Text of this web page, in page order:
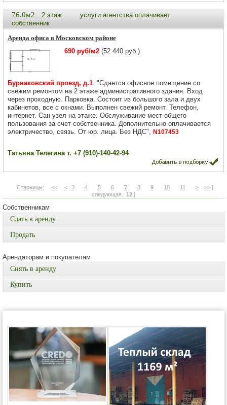
76.0м2 2 этаж
услуги агентства оплачивает
собственник
Аренда офиса в Московском районе
690 руб/м2 (52 440 руб.)
Бурнаковский проезд, д.1. "Сдается офисное помещение со
свежим ремонтом на 2 этаже административного здания. Вход
через проходную. Парковка. Состоит из большого зала и двух
кабинетов, все с окнами. Выполнен свежий ремонт. Телефон,
интернет. Сан узел на этаже. Обслуживание мест общего
пользования за счет собственника. Дополнительно оплачивается
электричество, связь. От юр. лица. Без НДС", N107453
Татьяна Телегина т. +7 (910)-140-42-94
Старницы: << < 3 4 5 6 7 8 9 10 11 > >>[
следующая.: 12 ]
Собственникам
Сдать в аренду
Продать
Арендаторам и покупателям
Снять в аренду
Купить